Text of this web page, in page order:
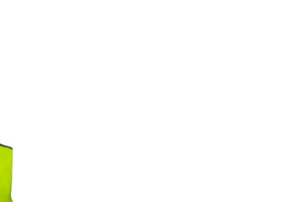
opciones se pueden elegir en la página de producto
desde 20,40 € hasta 23,45 €